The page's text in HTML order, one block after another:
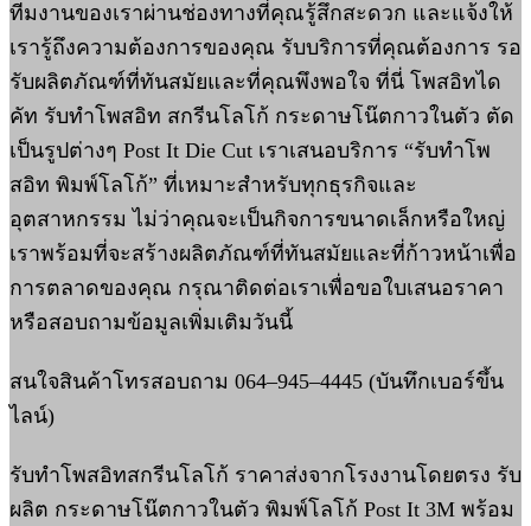
ทีมงานของเราผ่านช่องทางที่คุณรู้สึกสะดวก และแจ้งให้
เรารู้ถึงความต้องการของคุณ รับบริการที่คุณต้องการ รอ
รับผลิตภัณฑ์ที่ทันสมัยและที่คุณพึงพอใจ ที่นี่ โพสอิทได
คัท รับทำโพสอิท สกรีนโลโก้ กระดาษโน๊ตกาวในตัว ตัด
เป็นรูปต่างๆ Post It Die Cut เราเสนอบริการ “รับทำโพ
สอิท พิมพ์โลโก้” ที่เหมาะสำหรับทุกธุรกิจและ
อุตสาหกรรม ไม่ว่าคุณจะเป็นกิจการขนาดเล็กหรือใหญ่
เราพร้อมที่จะสร้างผลิตภัณฑ์ที่ทันสมัยและที่ก้าวหน้าเพื่อ
การตลาดของคุณ กรุณาติดต่อเราเพื่อขอใบเสนอราคา
หรือสอบถามข้อมูลเพิ่มเติมวันนี้
สนใจสินค้าโทรสอบถาม 064–945–4445 (บันทึกเบอร์ขึ้น
ไลน์)
รับทำโพสอิทสกรีนโลโก้ ราคาส่งจากโรงงานโดยตรง รับ
ผลิต กระดาษโน๊ตกาวในตัว พิมพ์โลโก้ Post It 3M พร้อม